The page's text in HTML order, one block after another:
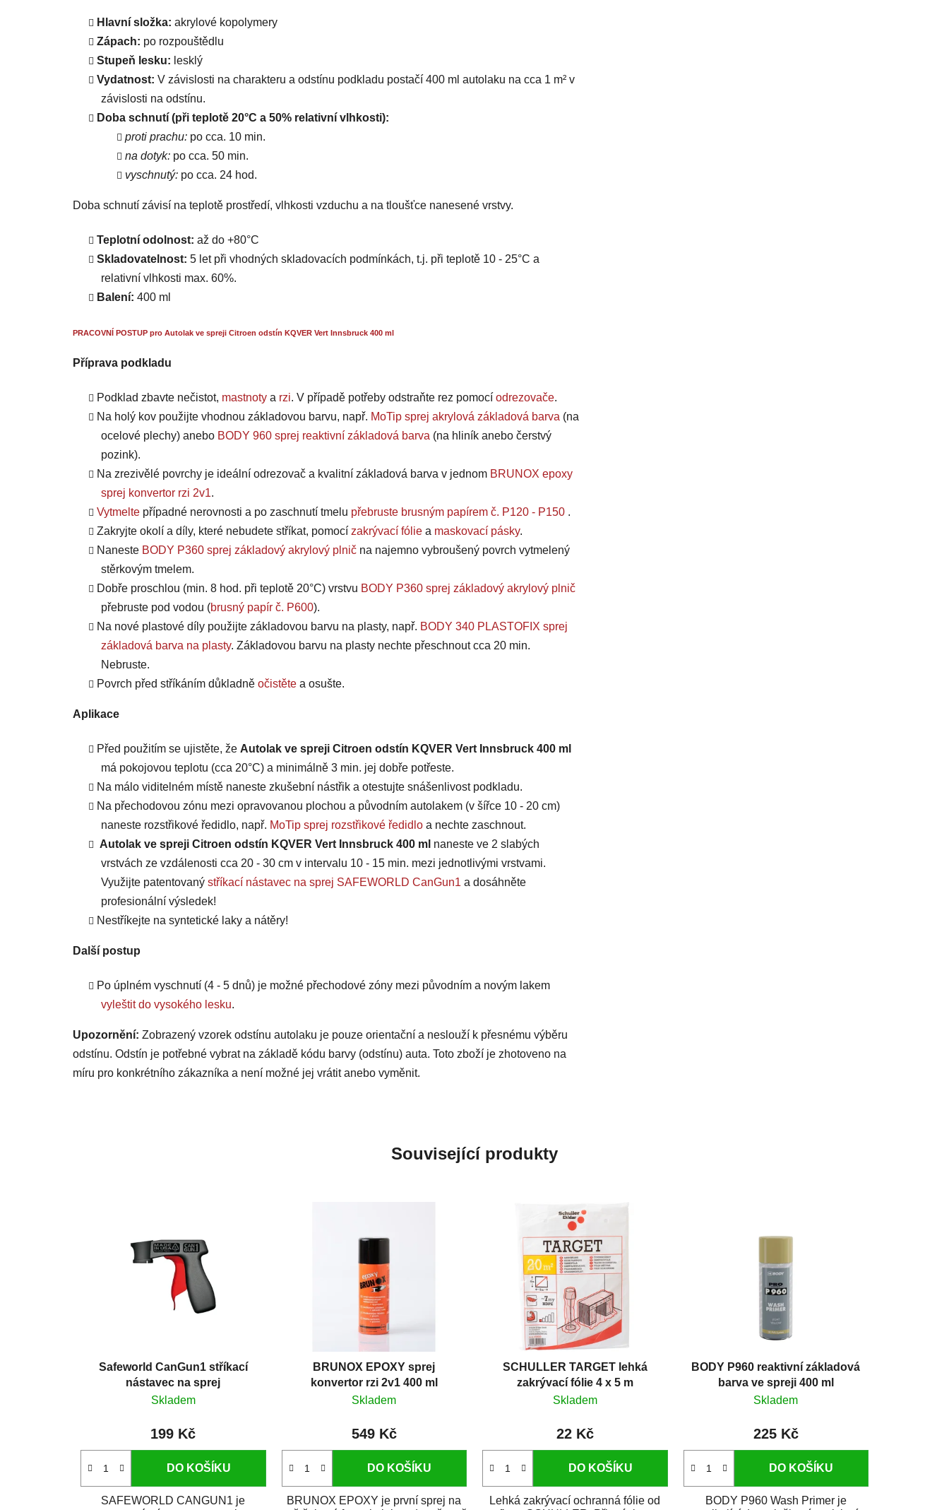
Hlavní složka: akrylové kopolymery
Zápach: po rozpouštědlu
Stupeň lesku: lesklý
Vydatnost: V závislosti na charakteru a odstínu podkladu postačí 400 ml autolaku na cca 1 m² v
závislosti na odstínu.
Doba schnutí (při teplotě 20°C a 50% relativní vlhkosti):
proti prachu: po cca. 10 min.
na dotyk: po cca. 50 min.
vyschnutý: po cca. 24 hod.
Doba schnutí závisí na teplotě prostředí, vlhkosti vzduchu a na tloušťce nanesené vrstvy.
Teplotní odolnost: až do +80°C
Skladovatelnost: 5 let při vhodných skladovacích podmínkách, t.j. při teplotě 10 - 25°C a
relativní vlhkosti max. 60%.
Balení: 400 ml
PRACOVNÍ POSTUP pro Autolak ve spreji Citroen odstín KQVER Vert Innsbruck 400 ml
Příprava podkladu
Podklad zbavte nečistot, mastnoty a rzi. V případě potřeby odstraňte rez pomocí odrezovače.
Na holý kov použijte vhodnou základovou barvu, např. MoTip sprej akrylová základová barva (na
ocelové plechy) anebo BODY 960 sprej reaktivní základová barva (na hliník anebo čerstvý
pozink).
Na zrezivělé povrchy je ideální odrezovač a kvalitní základová barva v jednom BRUNOX epoxy
sprej konvertor rzi 2v1.
Vytmelte případné nerovnosti a po zaschnutí tmelu přebruste brusným papírem č. P120 - P150 .
Zakryjte okolí a díly, které nebudete stříkat, pomocí zakrývací fólie a maskovací pásky.
Naneste BODY P360 sprej základový akrylový plnič na najemno vybroušený povrch vytmelený
stěrkovým tmelem.
Dobře proschlou (min. 8 hod. při teplotě 20°C) vrstvu BODY P360 sprej základový akrylový plnič
přebruste pod vodou (brusný papír č. P600).
Na nové plastové díly použijte základovou barvu na plasty, např. BODY 340 PLASTOFIX sprej
základová barva na plasty. Základovou barvu na plasty nechte přeschnout cca 20 min.
Nebruste.
Povrch před stříkáním důkladně očistěte a osušte.
Aplikace
Před použitím se ujistěte, že Autolak ve spreji Citroen odstín KQVER Vert Innsbruck 400 ml
má pokojovou teplotu (cca 20°C) a minimálně 3 min. jej dobře potřeste.
Na málo viditelném místě naneste zkušební nástřik a otestujte snášenlivost podkladu.
Na přechodovou zónu mezi opravovanou plochou a původním autolakem (v šířce 10 - 20 cm)
naneste rozstřikové ředidlo, např. MoTip sprej rozstřikové ředidlo a nechte zaschnout.
Autolak ve spreji Citroen odstín KQVER Vert Innsbruck 400 ml naneste ve 2 slabých
vrstvách ze vzdálenosti cca 20 - 30 cm v intervalu 10 - 15 min. mezi jednotlivými vrstvami.
Využijte patentovaný stříkací nástavec na sprej SAFEWORLD CanGun1 a dosáhněte
profesionální výsledek!
Nestříkejte na syntetické laky a nátěry!
Další postup
Po úplném vyschnutí (4 - 5 dnů) je možné přechodové zóny mezi původním a novým lakem
vyleštit do vysokého lesku.
Upozornění: Zobrazený vzorek odstínu autolaku je pouze orientační a neslouží k přesnému výběru
odstínu. Odstín je potřebné vybrat na základě kódu barvy (odstínu) auta. Toto zboží je zhotoveno na
míru pro konkrétního zákazníka a není možné jej vrátit anebo vyměnit.
Související produkty
Safeworld CanGun1 stříkací
nástavec na sprej
Skladem
199 Kč
DO KOŠÍKU
SAFEWORLD CANGUN1 je
BRUNOX EPOXY sprej
konvertor rzi 2v1 400 ml
Skladem
549 Kč
DO KOŠÍKU
BRUNOX EPOXY je první sprej na
SCHULLER TARGET lehká
zakrývací fólie 4 x 5 m
Skladem
22 Kč
DO KOŠÍKU
Lehká zakrývací ochranná fólie od
BODY P960 reaktivní základová
barva ve spreji 400 ml
Skladem
225 Kč
DO KOŠÍKU
BODY P960 Wash Primer je